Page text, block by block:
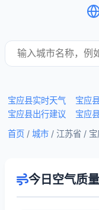
宝应县实时天气 宝应
宝应县出行建议
宝应
首页 / 城市 / 江苏省 /
今日空气质量